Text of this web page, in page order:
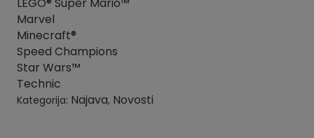
LEGO® Super Mario™
Marvel
Minecraft®
Speed Champions
Star Wars™
Technic
Kategorija: Najava, Novosti